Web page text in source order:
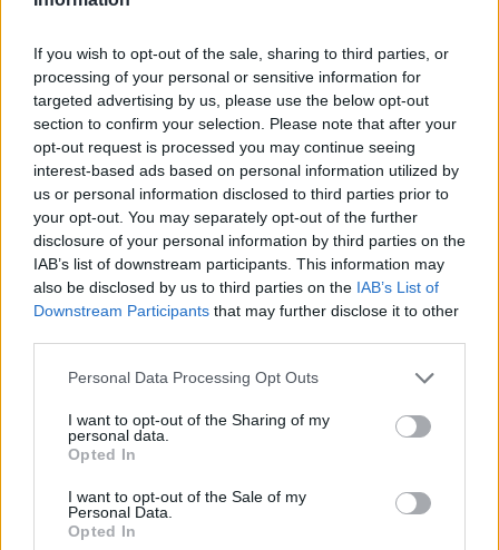
If you wish to opt-out of the sale, sharing to third parties, or
processing of your personal or sensitive information for
targeted advertising by us, please use the below opt-out
section to confirm your selection. Please note that after your
opt-out request is processed you may continue seeing
interest-based ads based on personal information utilized by
us or personal information disclosed to third parties prior to
your opt-out. You may separately opt-out of the further
disclosure of your personal information by third parties on the
IAB’s list of downstream participants. This information may
also be disclosed by us to third parties on the IAB’s List of
Downstream Participants that may further disclose it to other
Personal Data Processing Opt Outs
I want to opt-out of the Sharing of my
personal data.
Opted In
I want to opt-out of the Sale of my
Personal Data.
Opted In
ΠΕΡΙΣΣΌΤΕΡΑ ΣΕ ΑΥΤΉ ΤΗΝ ΚΑΤΗΓΟΡΊΑ
Αναπληρωτής Γενικός
Διευθυντής στη Eurostat ο
Αθανάσιος Θανόπουλος
02/10/2025 - 12:33
Χήτος: Νέα εμπορική δομή
με δυο έμπειρα στελέχη
σε κομβικούς ρόλους
02/10/2025 - 16:19